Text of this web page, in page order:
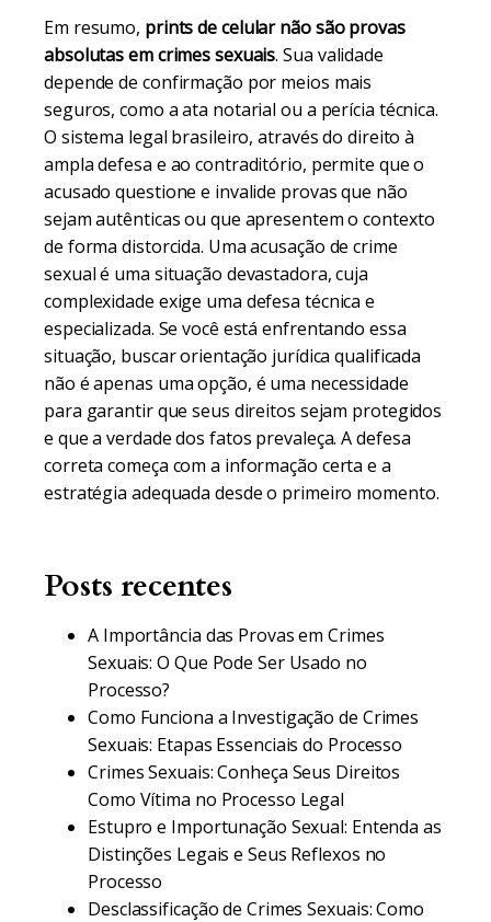
Em resumo, prints de celular não são provas
absolutas em crimes sexuais. Sua validade
depende de confirmação por meios mais
seguros, como a ata notarial ou a perícia técnica.
O sistema legal brasileiro, através do direito à
ampla defesa e ao contraditório, permite que o
acusado questione e invalide provas que não
sejam autênticas ou que apresentem o contexto
de forma distorcida. Uma acusação de crime
sexual é uma situação devastadora, cuja
complexidade exige uma defesa técnica e
especializada. Se você está enfrentando essa
situação, buscar orientação jurídica qualificada
não é apenas uma opção, é uma necessidade
para garantir que seus direitos sejam protegidos
e que a verdade dos fatos prevaleça. A defesa
correta começa com a informação certa e a
estratégia adequada desde o primeiro momento.
Posts recentes
A Importância das Provas em Crimes
Sexuais: O Que Pode Ser Usado no
Processo?
Como Funciona a Investigação de Crimes
Sexuais: Etapas Essenciais do Processo
Crimes Sexuais: Conheça Seus Direitos
Como Vítima no Processo Legal
Estupro e Importunação Sexual: Entenda as
Distinções Legais e Seus Reflexos no
Processo
Desclassificação de Crimes Sexuais: Como